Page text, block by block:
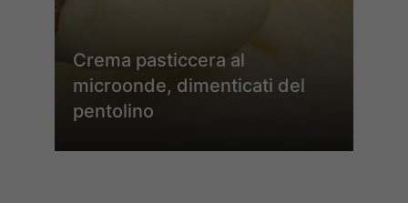
Crema pasticcera al
microonde, dimenticati del
pentolino